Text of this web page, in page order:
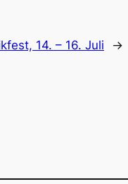
14. – 16. Juli →